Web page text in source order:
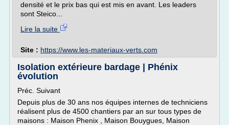
densité et le prix bas qui est mis en avant. Les leaders
sont Steico...
Lire la suite
Site : https://www.les-materiaux-verts.com
Isolation extérieure bardage | Phénix
évolution
Préc. Suivant
Depuis plus de 30 ans nos équipes internes de techniciens
réalisent plus de 4500 chantiers par an sur tous types de
maisons : Maison Phenix , Maison Bouygues, Maison